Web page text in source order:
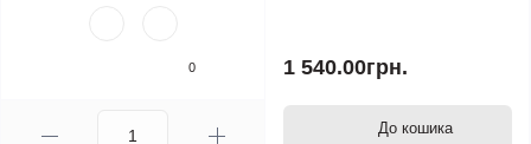
0 1 540.00грн.
До кошика